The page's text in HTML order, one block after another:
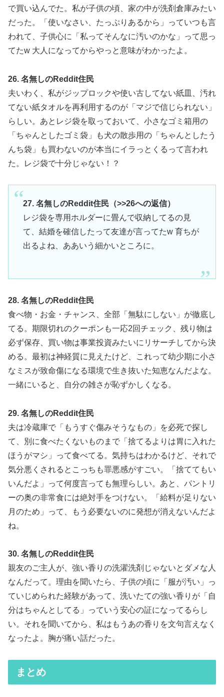
で買い込んでた。私が子供の頃、家の中が洗剤倉庫みたい
だった。「使いなさい、たっぷりあるから」っていつも言
われて、子供心に「私ってそんなに汚いのかな」って思っ
てたw 大人になってからやっと意味がわかったよ。
26. 名無しのReddit住民
夫いわく、私がジップロックや使い古してない紙皿、汚れ
てない紙タオルを再利用するのが「マジで信じられない」
らしい。あとレジ袋を取っておいて、小さなゴミ箱用の
「ちゃんとしたゴミ袋」も犬の散歩用の「ちゃんとしたう
んち袋」も買わないのが本当にイラっとくるって言われ
た。レジ袋で十分じゃない！？
27. 名無しのReddit住民（>>26への返信）
レジ袋を専用ホルダーに畳んで収納してるの見
て、結婚を確信したって友達が言ってたw 育ちが
出るよね、ああいう細かいところに。
28. 名無しのReddit住民
食べ物・お金・チャンス、全部「無駄にしない」が徹底し
てる。期限切れのクーポンも一応2回チェック、残り物は
必ず保存、買い物は事業投資みたいにリサーチしてから決
める。最初は神経質に見えたけど、これって幼少期に小さ
なミスが致命傷になる環境で生き抜いた知恵なんだよな。
一緒にいると、自分の雑さが恥ずかしくなる。
29. 名無しのReddit住民
夫は冷蔵庫で「もうすぐ傷みそうなもの」を必死で探し
て、別に食べたくないものまで「捨てるよりは胃に入れた
ほうがマシ」って食べてる。気持ちはわかるけど、それで
気分悪くされるとこっちも罪悪感がすごい。「捨ててもい
いんだよ」って何度言っても無理らしい。あと、パントリ
ーの奥の非常食には絶対手をつけない。「給料が足りない
月のため」って、もう必要ないのに発想が消えないんだよ
ね。
30. 名無しのReddit住民
親友のご主人が、強い香りの洗濯洗剤じゃないとダメな人
なんだって。理由を聞いたら、子供の頃に「服が汚い」っ
ていじめられた経験があって、洗いたての強い香りが「自
分はちゃんとしてる」っていう安心の証になってるらし
い。それを聞いてから、私はもうあの香りを文句言えなく
なったよ。胸が痛い話だった。
まとめ